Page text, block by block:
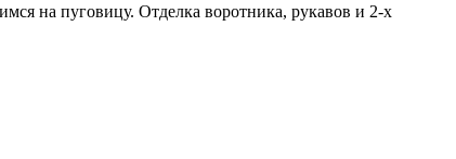
на пуговицу. Отделка воротника, рукавов и 2-х